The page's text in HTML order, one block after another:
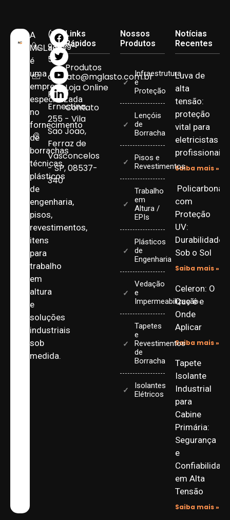
A
MGLasto
é
uma
empresa
especializada
no
fornecimento
de
borrachas
técnicas,
plásticos
de
engenharia,
pisos,
revestimentos,
itens
para
trabalho
em
altura
e
soluções
industriais
sob
medida.
(11)
93959-
5090
contato@mglasto.com.br
Rua
Ernestina,
255 - Vila
Sao Joao,
Ferraz de
Vasconcelos
- SP, 08537-
340
Links
Rápidos
Produtos
Loja Online
Contato
Nossos
Produtos
Infraestrutura
e
Proteção
Lençóis
de
Borracha
Pisos e
Revestimentos
Trabalho
em
Altura /
EPIs
Plásticos
de
Engenharia
Vedação
e
Impermeabilização
Tapetes
e
Revestimentos
de
Borracha
Isolantes
Elétricos
Notícias
Recentes
Luva de
alta
tensão:
proteção
vital para
eletricistas
profissionais
Saiba mais »
com
Proteção
UV:
Durabilidade
Sob o Sol
Saiba mais »
Celeron: O
Que é e
Onde
Aplicar
Saiba mais »
Tapete
Isolante
Industrial
para
Cabine
Primária:
Segurança
e
Confiabilidade
em Alta
Tensão
Saiba mais »